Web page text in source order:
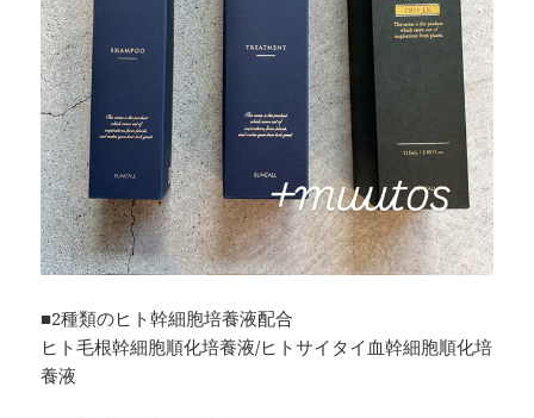
■2種類のヒト幹細胞培養液配合
ヒト毛根幹細胞順化培養液/ヒトサイタイ血幹細胞順化培
養液